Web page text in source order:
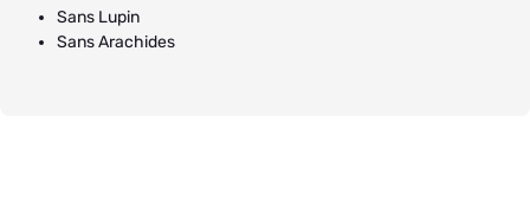
Sans Lupin
Sans Arachides